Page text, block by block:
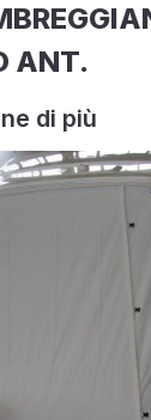
ANT.
di più